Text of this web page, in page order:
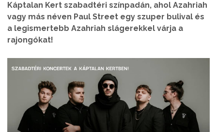
Káptalan Kert szabadtéri színpadán, ahol Azahriah
vagy más néven Paul Street egy szuper bulival és
a legismertebb Azahriah slágerekkel várja a
rajongókat!